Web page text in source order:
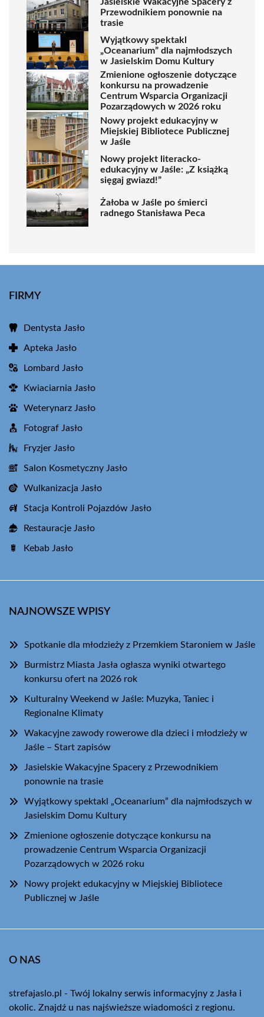
Przewodnikiem ponownie na
trasie
Wyjątkowy spektakl
„Oceanarium” dla najmłodszych
w Jasielskim Domu Kultury
Zmienione ogłoszenie dotyczące
konkursu na prowadzenie
Centrum Wsparcia Organizacji
Pozarządowych w 2026 roku
Nowy projekt edukacyjny w
Miejskiej Bibliotece Publicznej
w Jaśle
Nowy projekt literacko-
edukacyjny w Jaśle: „Z książką
sięgaj gwiazd!”
Żałoba w Jaśle po śmierci
radnego Stanisława Peca
FIRMY
Dentysta Jasło
Apteka Jasło
Lombard Jasło
Kwiaciarnia Jasło
Weterynarz Jasło
Fotograf Jasło
Fryzjer Jasło
Salon Kosmetyczny Jasło
Wulkanizacja Jasło
Stacja Kontroli Pojazdów Jasło
Restauracje Jasło
Kebab Jasło
NAJNOWSZE WPISY
Spotkanie dla młodzieży z Przemkiem Staroniem w Jaśle
Burmistrz Miasta Jasła ogłasza wyniki otwartego
konkursu ofert na 2026 rok
Kulturalny Weekend w Jaśle: Muzyka, Taniec i
Regionalne Klimaty
Wakacyjne zawody rowerowe dla dzieci i młodzieży w
Jaśle – Start zapisów
Jasielskie Wakacyjne Spacery z Przewodnikiem
ponownie na trasie
Wyjątkowy spektakl „Oceanarium” dla najmłodszych w
Jasielskim Domu Kultury
Zmienione ogłoszenie dotyczące konkursu na
prowadzenie Centrum Wsparcia Organizacji
Pozarządowych w 2026 roku
Nowy projekt edukacyjny w Miejskiej Bibliotece
Publicznej w Jaśle
O NAS
strefajaslo.pl - Twój lokalny serwis informacyjny z Jasła i
okolic. Znajdź u nas najświeższe wiadomości z regionu.